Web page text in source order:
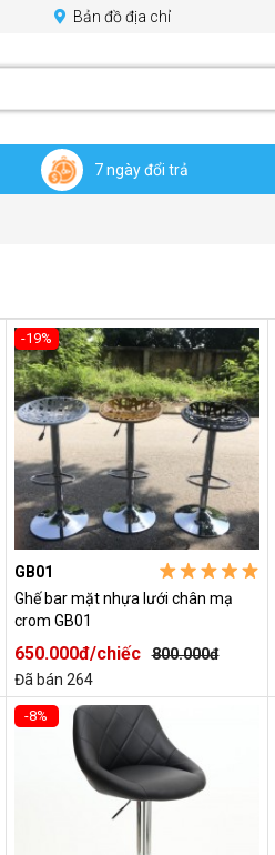
Bản đồ địa chỉ
7 ngày đổi trả
-19%
GB01
Ghế bar mặt nhựa lưới chân mạ
crom GB01
650.000đ/chiếc
800.000đ
Đã bán 264
-8%